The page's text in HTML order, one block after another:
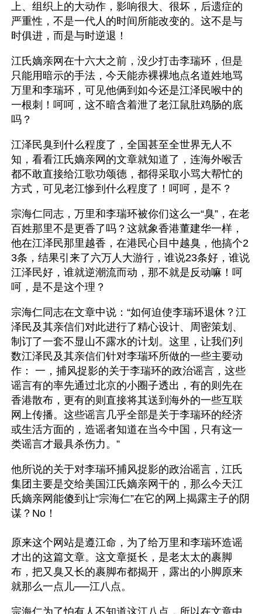
上、组织上的大动作，影响很大、很坏，后遗症的
严重性，不是一代人的时间所能改变的。这不是与
时俱进，而是与时逆退！
江氏嫡亲网在十六大之前，没少打击李瑞环，但是
只能用暗示的手法，今天能赤裸裸地点名道姓地骂
万里和李瑞环，可见他俩到如今还是江泽民喉中的
一根刺！呵呵，这不暗含着泄了老江鼠肚鸡肠的底
吗？
江泽民臭到什么程度了，全国甚至全世界无人不
知，看看江氏嫡亲网的文章就知道了，连海外喉舌
都不敢直接给江歌功颂德，都得采取小骂大帮忙的
方式，可见老江惨到什么程度了！呵呵，是不？
宗海仁同志，万里和李瑞环被你们这么一“臭”，在老
百姓那里不是更香了吗？这就象香港董建华一样，
他在江泽民那里越香，在港民心目中越臭，他搞个2
3条，结果引来了六万人大游行，谁说23条好，谁说
江泽民好，谁就逆潮流而动，那不就是反动嘛！呵
呵，是不是这个理？
宗海仁同志在文章中说：“如何迫使李瑞环退休？江
泽民及其亲信们对此进行了精心设计、周密策划、
制订了一套不显山不露水的计划。这里，让我们列
数江泽民及其亲信们针对李瑞环所做的一些主要动
作： 一，捕风捉影的关于李瑞环的政治谣言，这些
谣言有的率先通过北京的小圈子透出，有的则先在
香港散布，更有的则直接将其送到海外的一些互联
网上传播。这些谣言几乎全部是关于李瑞环的经济
或生活方面的，造谣者知道在当今中国，只有这一
类谣言才最具杀伤力。”
他所说的关于对李瑞环捕风捉影的政治谣言，江氏
集团主要是交给美国江氏嫡亲网干的，那么今天江
氏嫡亲网能傻到让“宗海仁”在它的网上揭露主子的阴
谋？No！
原来这个网站是遵江命，为了给万里和李瑞环造谣
才出的这篇文章。这文章挺长，是老太太的裹脚
布，把又臭又长的裹脚布都揭开，露出的小脚原来
就那么一点儿──江八点。
宗海仁为了怕有人不知道这江八点，所以在文章中